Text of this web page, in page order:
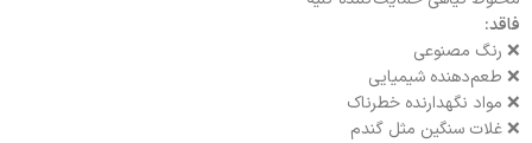
فاقد:
❌ رنگ مصنوعی
❌ طعم‌دهنده شیمیایی
❌ مواد نگهدارنده خطرناک
❌ غلات سنگین مثل گندم